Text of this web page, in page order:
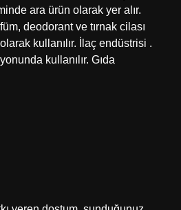
ara ürün olarak yer alır.
deodorant ve tırnak cilası
kullanılır. İlaç endüstrisi .
kullanılır. Gıda